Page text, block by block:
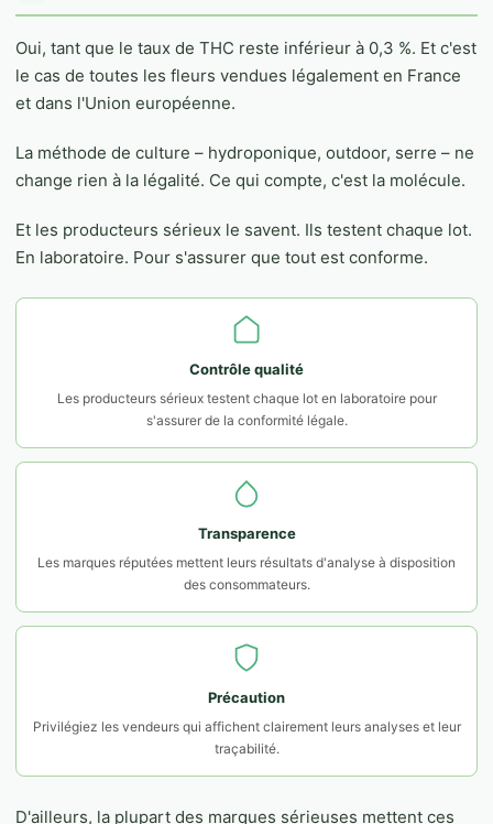
Oui, tant que le taux de THC reste inférieur à 0,3 %. Et c'est
le cas de toutes les fleurs vendues légalement en France
et dans l'Union européenne.
La méthode de culture – hydroponique, outdoor, serre – ne
change rien à la légalité. Ce qui compte, c'est la molécule.
Et les producteurs sérieux le savent. Ils testent chaque lot.
En laboratoire. Pour s'assurer que tout est conforme.
Contrôle qualité
Les producteurs sérieux testent chaque lot en laboratoire pour
s'assurer de la conformité légale.
Transparence
Les marques réputées mettent leurs résultats d'analyse à disposition
des consommateurs.
Précaution
Privilégiez les vendeurs qui affichent clairement leurs analyses et leur
traçabilité.
D'ailleurs, la plupart des marques sérieuses mettent ces